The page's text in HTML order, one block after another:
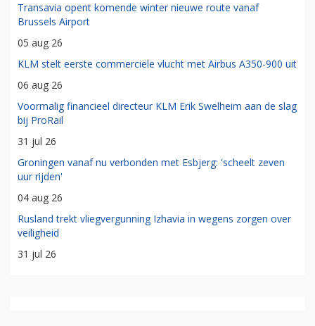
Transavia opent komende winter nieuwe route vanaf
Brussels Airport
05 aug 26
KLM stelt eerste commerciële vlucht met Airbus A350-900 uit
06 aug 26
Voormalig financieel directeur KLM Erik Swelheim aan de slag
bij ProRail
31 jul 26
Groningen vanaf nu verbonden met Esbjerg: 'scheelt zeven
uur rijden'
04 aug 26
Rusland trekt vliegvergunning Izhavia in wegens zorgen over
veiligheid
31 jul 26